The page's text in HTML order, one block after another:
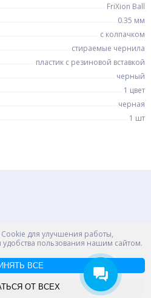
FriXion Ball
0.35 мм
с колпачком
стираемые чернила
пластик с резиновой вставкой
черный
1 цвет
черная
1 шт
для улучшения работы,
пользования нашим сайтом.
ВСЕ
ОТ ВСЕХ
Корсунова 14А